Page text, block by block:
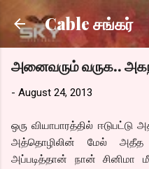
Skip to
Cable சங்கர்
அனைவரும் வருக..
- August 24, 2013
ஒரு வியாபாரத்தில்
அத்தொழிலின் மேல் அதீத
அப்படித்தான் நான்